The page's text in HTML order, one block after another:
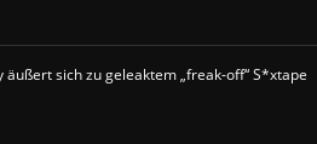
äußert sich zu geleaktem „freak-off“ S*xtape